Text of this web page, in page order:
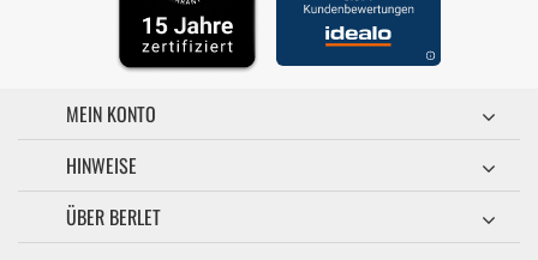
MEIN KONTO
HINWEISE
ÜBER BERLET